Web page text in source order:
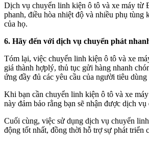
Dịch vụ chuyển linh kiện ô tô và xe máy từ
phanh, điều hòa nhiệt độ và nhiều phụ
của họ.
6. Hãy đến với dịch vụ chuyển phát
Tóm lại, việc chuyển linh kiện ô tô và xe
giá thành hợplý, thủ tục gửi hàng nhanh
ứng đầy đủ các yêu cầu của người tiêu
Khi bạn cần chuyển linh kiện ô tô và xe
này đảm bảo rằng bạn sẽ nhận được dịch
Cuối cùng, việc sử dụng dịch vụ chuyển
động tốt nhất, đồng thời hỗ trợ sự phát triển